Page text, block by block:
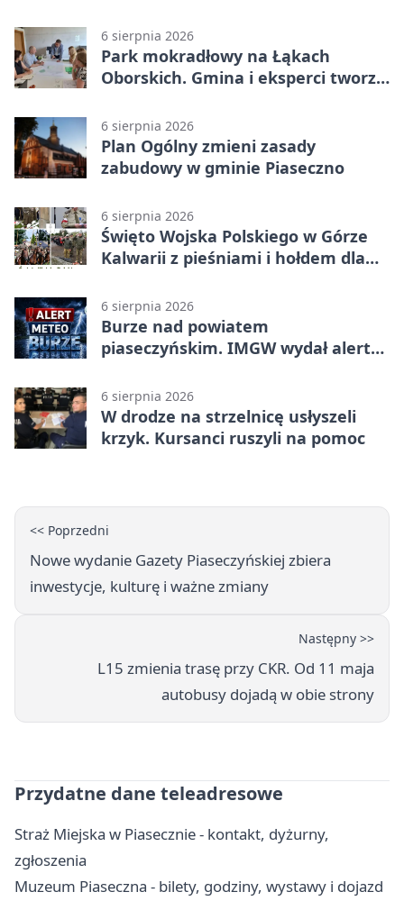
6 sierpnia 2026
Park mokradłowy na Łąkach
Oborskich. Gmina i eksperci tworzą
6 sierpnia 2026
Plan Ogólny zmieni zasady
zabudowy w gminie Piaseczno
6 sierpnia 2026
Święto Wojska Polskiego w Górze
Kalwarii z pieśniami i hołdem dla
6 sierpnia 2026
Burze nad powiatem
piaseczyńskim. IMGW wydał alert
6 sierpnia 2026
W drodze na strzelnicę usłyszeli
krzyk. Kursanci ruszyli na pomoc
<< Poprzedni
Nowe wydanie Gazety Piaseczyńskiej zbiera
inwestycje, kulturę i ważne zmiany
Następny >>
L15 zmienia trasę przy CKR. Od 11 maja
autobusy dojadą w obie strony
Przydatne dane teleadresowe
Straż Miejska w Piasecznie - kontakt, dyżurny,
zgłoszenia
Muzeum Piaseczna - bilety, godziny, wystawy i dojazd